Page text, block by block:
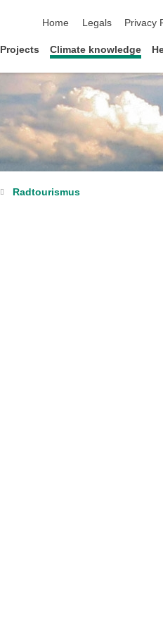
Home
Legals Privacy
Projects Climate knowledge
Radtourismus